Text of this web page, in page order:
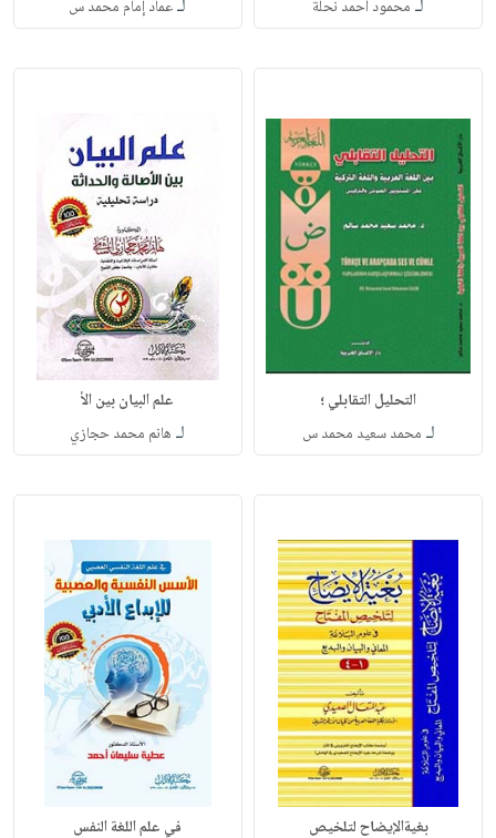
لـ محمود أحمد نحلة لـعماد إمام محمد س
التحليل التقابلي ؛
لـ محمد سعيد محمد س
علم البيان بين الأ
لـ هانم محمد حجازي
بغيةالإيضاح لتلخيص في علم اللغة النفس